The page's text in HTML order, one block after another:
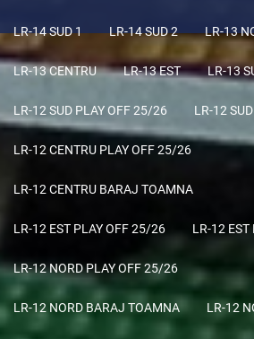
LR-14 SUD 1 LR-14 SUD 2 LR-13
LR-13 CENTRU LR-13 EST LR-13
LR-12 SUD PLAY OFF 25/26 LR-12
LR-12 CENTRU PLAY OFF 25/26
LR-12 CENTRU BARAJ TOAMNA
LR-12 EST PLAY OFF 25/26 LR-12
LR-12 NORD PLAY OFF 25/26
LR-12 NORD BARAJ TOAMNA LR-12